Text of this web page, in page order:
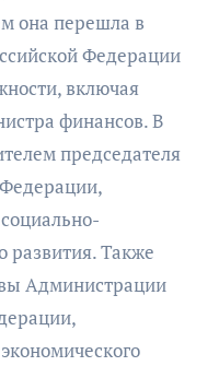
она перешла в
Федерации
включая
финансов. В
председателя
развития. Также
Администрации